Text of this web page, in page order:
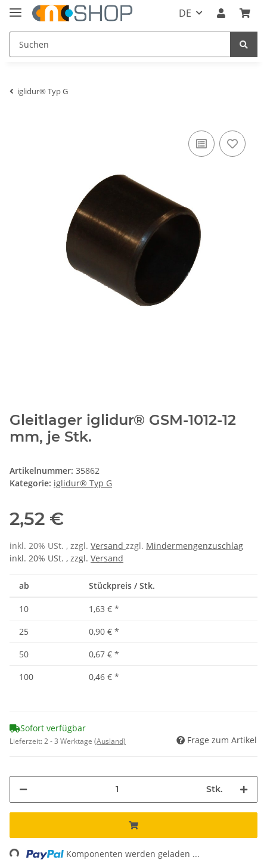
DE
iglidur® Typ G
Gleitlager iglidur® GSM-1012-12
mm, je Stk.
Artikelnummer: 35862
Kategorie: iglidur® Typ G
2,52 €
inkl. 20% USt. , zzgl. Versand zzgl. Mindermengenzuschlag
inkl. 20% USt. , zzgl. Versand
ab Stückpreis / Stk.
10 1,63 € *
25
0,90 € *
50
0,67 € *
100
0,46 € *
Sofort verfügbar
Lieferzeit:2 - 3 Werktage (Ausland) Frage zum Artikel
Stk.
Komponenten werden geladen ...